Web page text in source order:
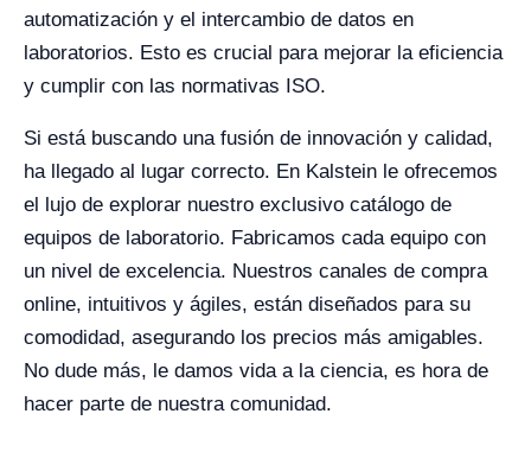
automatización y el intercambio de datos en
laboratorios. Esto es crucial para mejorar la eficiencia
y cumplir con las normativas ISO.
Si está buscando una fusión de innovación y calidad,
ha llegado al lugar correcto. En Kalstein le ofrecemos
el lujo de explorar nuestro exclusivo catálogo de
equipos de laboratorio. Fabricamos cada equipo con
un nivel de excelencia. Nuestros canales de compra
online, intuitivos y ágiles, están diseñados para su
comodidad, asegurando los precios más amigables.
No dude más, le damos vida a la ciencia, es hora de
hacer parte de nuestra comunidad.